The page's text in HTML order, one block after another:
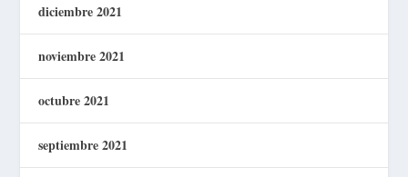
diciembre 2021
noviembre 2021
octubre 2021
septiembre 2021